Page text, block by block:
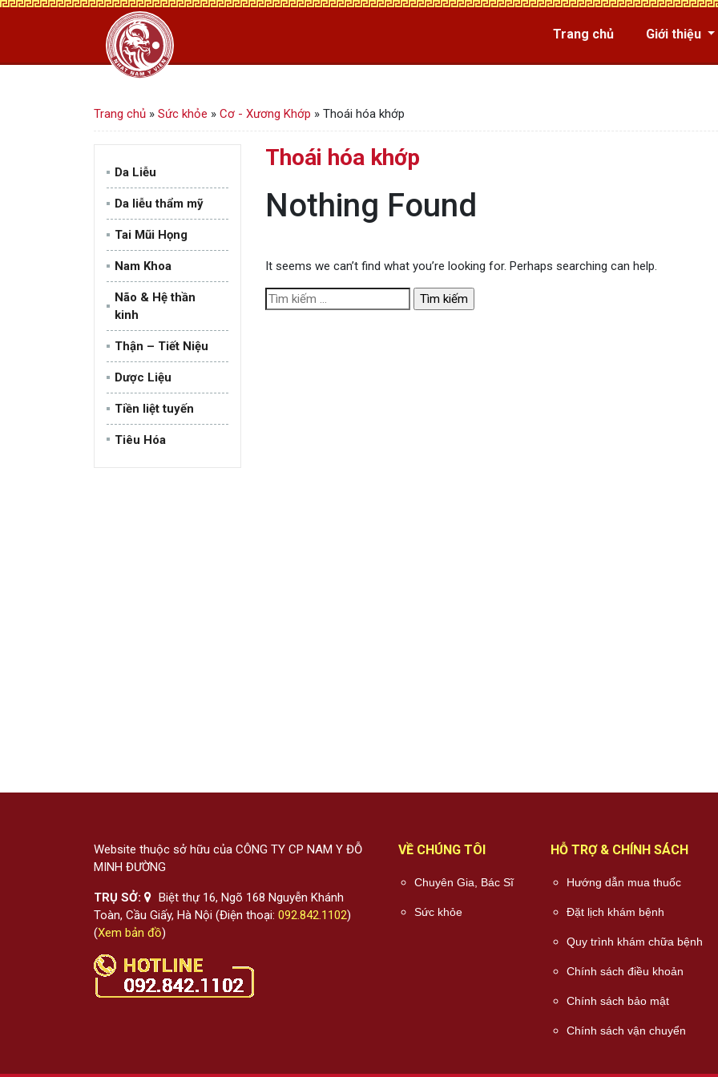
Trang chủ Giới thiệu
Trang chủ » Sức khỏe » Cơ - Xương Khớp » Thoái hóa khớp
Da Liễu
Da liễu thẩm mỹ
Tai Mũi Họng
Nam Khoa
Não & Hệ thần
kinh
Thận – Tiết Niệu
Dược Liệu
Tiền liệt tuyến
Tiêu Hóa
Thoái hóa khớp
Nothing Found
It seems we can’t find what you’re looking for. Perhaps searching can help.
T
ì
Website thuộc sở hữu của CÔNG TY CP NAM Y ĐỖ
MINH ĐƯỜNG
TRỤ SỞ:
Biệt thự 16, Ngõ 168 Nguyễn Khánh
Toàn, Cầu Giấy, Hà Nội (Điện thoại: 092.842.1102)
(Xem bản đồ)
VỀ CHÚNG TÔI
Chuyên Gia, Bác Sĩ
Sức khỏe
HỖ TRỢ & CHÍNH SÁCH
Hướng dẫn mua thuốc
Đặt lịch khám bệnh
Quy trình khám chữa bệnh
Chính sách điều khoản
Chính sách bảo mật
Chính sách vận chuyển